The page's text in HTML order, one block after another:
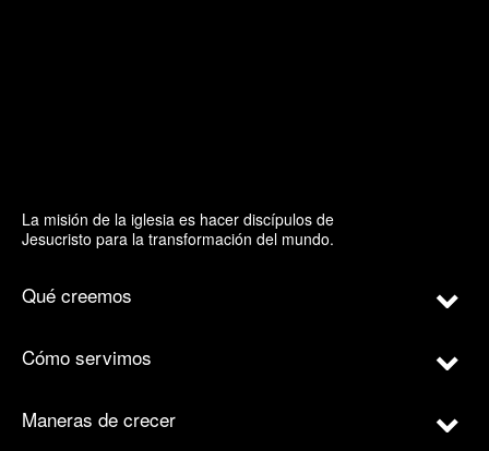
La misión de la iglesia es hacer discípulos de
Jesucristo para la transformación del mundo.
Qué creemos
Cómo servimos
Maneras de crecer